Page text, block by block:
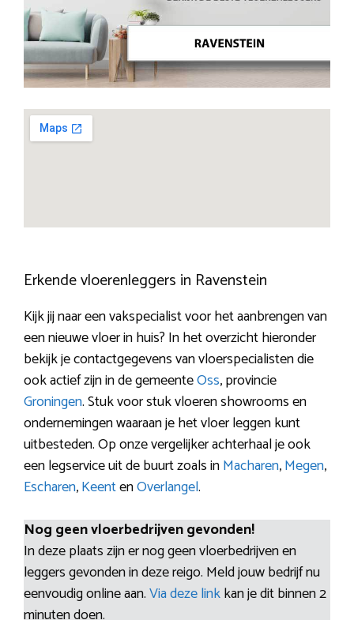
Erkende vloerenleggers in Ravenstein
Kijk jij naar een vakspecialist voor het aanbrengen van
een nieuwe vloer in huis? In het overzicht hieronder
bekijk je contactgegevens van vloerspecialisten die
ook actief zijn in de gemeenteOss, provincie
Groningen. Stuk voor stuk vloeren showrooms en
ondernemingen waaraan je het vloer leggen kunt
uitbesteden. Op onze vergelijker achterhaal je ook
een legservice uit de buurt zoals inMacharen,Megen,
Escharen,KeentenOverlangel.
Nog geen vloerbedrijven gevonden!
In deze plaats zijn er nog geen vloerbedrijven en
leggers gevonden in deze reigo. Meld jouw bedrijf nu
eenvoudig online aan.Via deze linkkan je dit binnen 2